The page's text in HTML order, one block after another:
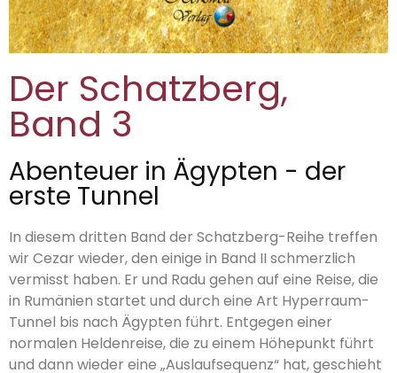
Der Schatzberg,
Band 3
Abenteuer in Ägypten - der
erste Tunnel
In diesem dritten Band der Schatzberg-Reihe treffen
wir Cezar wieder, den einige in Band II schmerzlich
vermisst haben. Er und Radu gehen auf eine Reise, die
in Ru­mänien startet und durch eine Art Hyperraum-
Tunnel bis nach Ägypten führt. Entgegen einer
normalen Heldenreise, die zu einem Höhepunkt führt
und dann wieder eine „Auslaufsequenz“ hat, geschieht